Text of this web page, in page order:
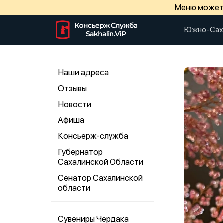
Меню может
Южно-
Наши адреса
Отзывы
Новости
Афиша
Консьерж-служба
Губернатор
Сахалинской Области
Сенатор Сахалинской
области
Сувениры Чердака